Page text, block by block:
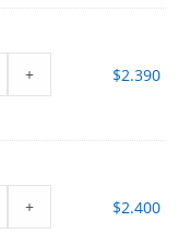
+ $2.390
+ $2.400